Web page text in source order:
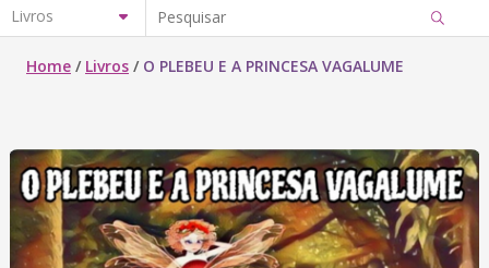
Home / Livros / O PLEBEU E A PRINCESA VAGALUME